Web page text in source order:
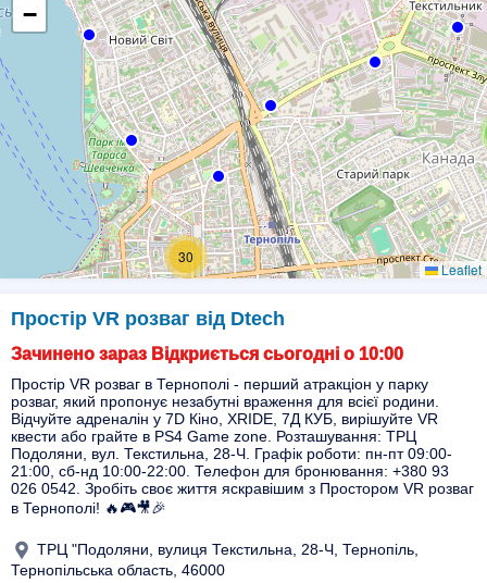
30
−
Leaflet
Простір VR розваг від Dtech
Зачинено зараз Відкриється сьогодні о 10:00
Простір VR розваг в Тернополі - перший атракціон у парку
розваг, який пропонує незабутні враження для всієї родини.
Відчуйте адреналін у 7D Кіно, XRIDE, 7Д КУБ, вирішуйте VR
квести або грайте в PS4 Game zone. Розташування: ТРЦ
Подоляни, вул. Текстильна, 28-Ч. Графік роботи: пн-пт 09:00-
21:00, сб-нд 10:00-22:00. Телефон для бронювання: +380 93
026 0542. Зробіть своє життя яскравішим з Простором VR розваг
в Тернополі! 🔥🎮🎥🎉
ТРЦ "Подоляни, вулиця Текстильна, 28-Ч, Тернопіль,
Тернопільська область, 46000